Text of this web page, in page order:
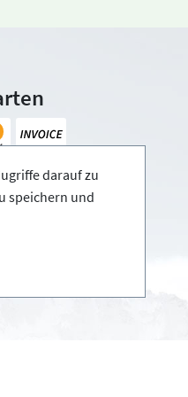
darauf zu
speichern und